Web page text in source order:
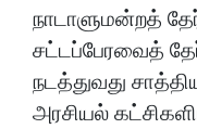
நாடாளுமன்றத்
சட்டப்பேரவைத்
நடத்துவது
அரசியல்